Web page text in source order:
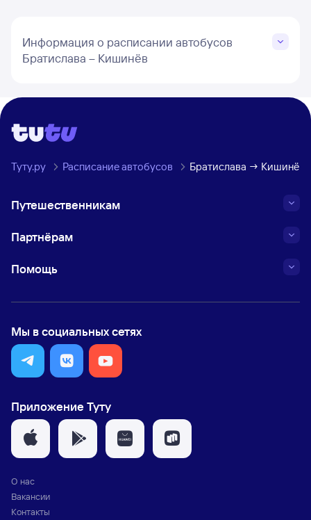
Информация о расписании автобусов
Братислава – Кишинёв
Туту.ру Расписание автобусов Братислава → Кишинёв
Путешественникам
Партнёрам
Помощь
Мы в социальных сетях
Приложение Туту
О нас
Вакансии
Контакты